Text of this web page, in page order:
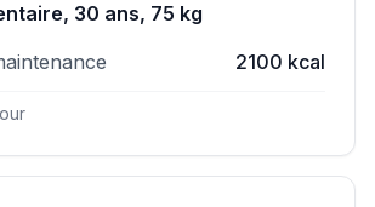
30 ans, 75 kg
2100 kcal